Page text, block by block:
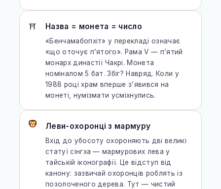
⛩ Назва = монета = число
«Бенчамабопхіт» у перекладі означає
«що оточує п’ятого». Рама V — п’ятий
монарх династії Чакрі. Монета
номіналом 5 бат. Збіг? Навряд. Коли у
1988 році храм вперше з’явився на
монеті, нумізмати усміхнулись.
Леви-охоронці з мармуру
Вхід до убосоту охороняють дві великі
статуї сінгха — мармурових лева у
тайській іконографії. Це відступ від
канону: зазвичай охоронців роблять із
позолоченого дерева. Тут — чистий